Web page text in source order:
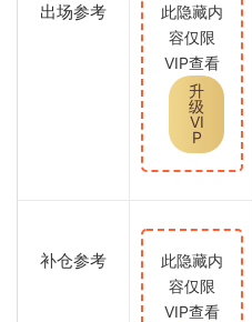
出场参考
此隐藏内
容仅限
VIP查看
升
级
VI
P
补仓参考
此隐藏内
容仅限
VIP查看